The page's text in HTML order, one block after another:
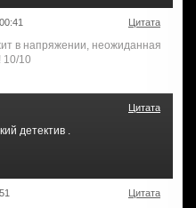
Цитата
в напряжении, неожиданная
10/10
Цитата
детектив .
Цитата